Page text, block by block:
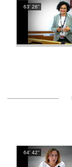
63' 26''
64' 42''